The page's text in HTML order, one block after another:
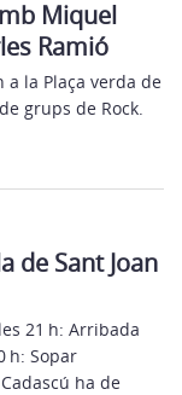
Miquel
Ramió
a la Plaça verda de
grups de Rock.
de Sant Joan
21 h: Arribada
h: Sopar
ha de